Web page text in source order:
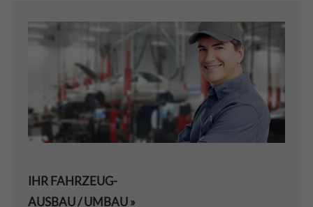
IHR FAHRZEUG-
AUSBAU / UMBAU »